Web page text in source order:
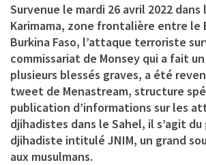
Survenue le mardi 26 avril 2022 dans
Karimama, zone frontalière entre le
Burkina Faso, l’attaque terroriste
commissariat de Monsey qui a fait
plusieurs blessés graves, a été
tweet de Menastream, structure
publication d’informations sur les
djihadistes dans le Sahel, il s’agit du
djihadiste intitulé JNIM, un grand
aux musulmans.